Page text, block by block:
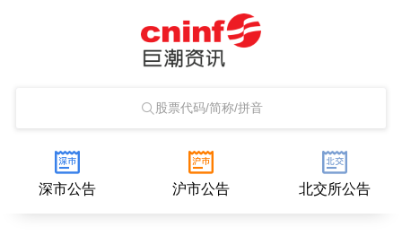
股票代码/简称/拼音
深市公告 沪市公告 北交所公告